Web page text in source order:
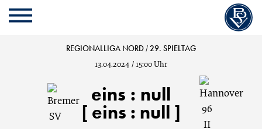
Cookie
Einstellungen
Zum
Inhalt
Cookie
Einstellungen
Kopfbereich
MENU
BremerREGIONALLIGA NORD /29. SPIELTAG
13.04.2024 /15:00 Uhr
eins : null
[ eins : null ]